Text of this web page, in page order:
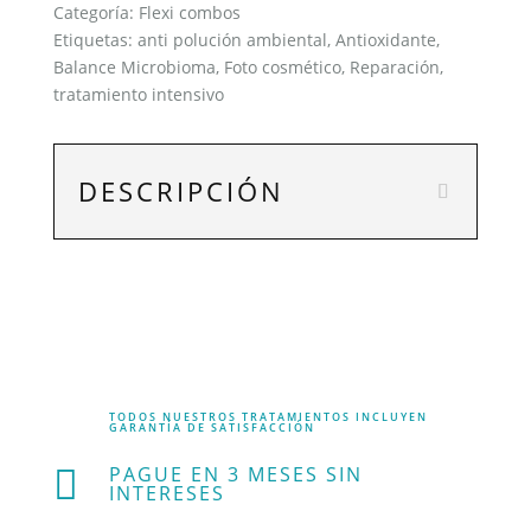
Categoría: Flexi combos
Etiquetas: anti polución ambiental, Antioxidante,
Balance Microbioma, Foto cosmético, Reparación,
tratamiento intensivo
DESCRIPCIÓN
TODOS NUESTROS TRATAMIENTOS INCLUYEN
GARANTÍA DE SATISFACCIÓN
 PAGUE EN 3 MESES SIN
INTERESES